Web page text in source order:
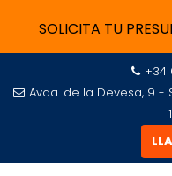
+34
Avda. de la Devesa, 9 -
SOLICITA TU